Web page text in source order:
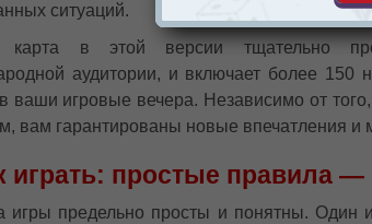
ситуаций.
карта в этой версии тщательно
аудитории, и включает более 150
ваши игровые вечера. Независимо от
вам гарантированы новые впечатления и
играть: простые правила —
игры предельно просты и понятны. Один